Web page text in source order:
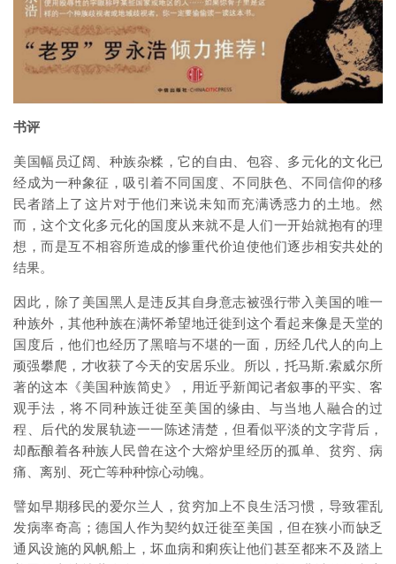
书评
美国幅员辽阔、种族杂糅，它的自由、包容、多元化的文化已
经成为一种象征，吸引着不同国度、不同肤色、不同信仰的移
民者踏上了这片对于他们来说未知而充满诱惑力的土地。然
而，这个文化多元化的国度从来就不是人们一开始就抱有的理
想，而是互不相容所造成的惨重代价迫使他们逐步相安共处的
结果。
因此，除了美国黑人是违反其自身意志被强行带入美国的唯一
种族外，其他种族在满怀希望地迁徙到这个看起来像是天堂的
国度后，他们也经历了黑暗与不堪的一面，历经几代人的向上
顽强攀爬，才收获了今天的安居乐业。所以，托马斯.索威尔所
著的这本《美国种族简史》，用近乎新闻记者叙事的平实、客
观手法，将不同种族迁徙至美国的缘由、与当地人融合的过
程、后代的发展轨迹一一陈述清楚，但看似平淡的文字背后，
却酝酿着各种族人民曾在这个大熔炉里经历的孤单、贫穷、病
痛、离别、死亡等种种惊心动魄。
譬如早期移民的爱尔兰人，贫穷加上不良生活习惯，导致霍乱
发病率奇高；德国人作为契约奴迁徙至美国，但在狭小而缺乏
通风设施的风帆船上，坏血病和痢疾让他们甚至都来不及踏上